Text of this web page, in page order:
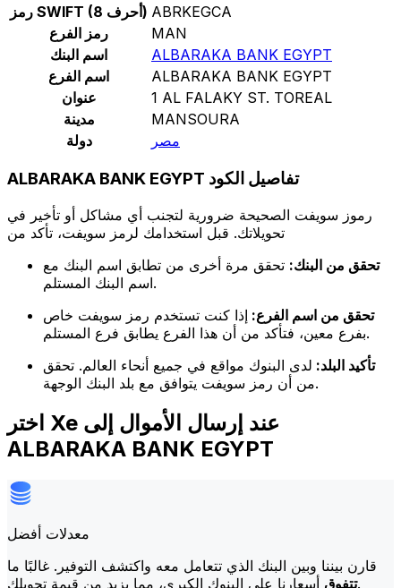
رمز SWIFT (8 أحرف) ABRKEGCA
رمز الفرع
MAN
اسم البنك
ALBARAKA BANK EGYPT
اسم الفرع
ALBARAKA BANK EGYPT
عنوان
1 AL FALAKY ST. TOREAL
مدينة
MANSOURA
دولة
مصر
ALBARAKA BANK EGYPT تفاصيل الكود
رموز سويفت الصحيحة ضرورية لتجنب أي مشاكل أو تأخير في
تحويلاتك. قبل استخدامك لرمز سويفت، تأكد من
تحقق من البنك: تحقق مرة أخرى من تطابق اسم البنك مع
اسم البنك المستلم.
تحقق من اسم الفرع: إذا كنت تستخدم رمز سويفت خاص
بفرع معين، فتأكد من أن هذا الفرع يطابق فرع المستلم.
تأكيد البلد: لدى البنوك مواقع في جميع أنحاء العالم. تحقق
من أن رمز سويفت يتوافق مع بلد البنك الوجهة.
اختر Xe عند إرسال الأموال إلى
ALBARAKA BANK EGYPT
معدلات أفضل
قارن بيننا وبين البنك الذي تتعامل معه واكتشف التوفير. غالبًا ما
تتفوقأسعارنا على البنوك الكبرى، مما يزيد من قيمة تحويلك.